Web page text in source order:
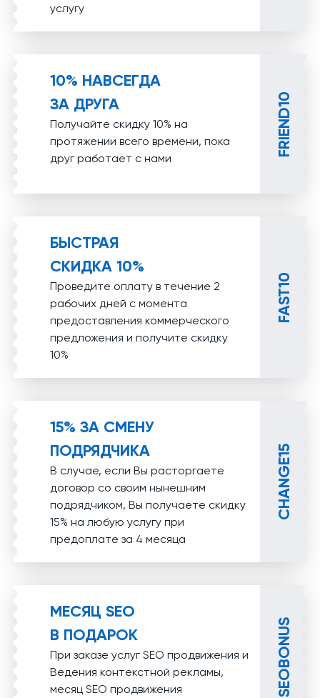
услугу
10% НАВСЕГДА
ЗА ДРУГА
Получайте скидку 10% на
протяжении всего времени, пока
друг работает с нами
FRIEND10
БЫСТРАЯ
СКИДКА 10%
Проведите оплату в течение 2
рабочих дней с момента
предоставления коммерческого
предложения и получите скидку
10%
FAST10
15% ЗА СМЕНУ
ПОДРЯДЧИКА
В случае, если Вы расторгаете
договор со своим нынешним
подрядчиком, Вы получаете скидку
15% на любую услугу при
предоплате за 4 месяца
CHANGE15
МЕСЯЦ SEO
В ПОДАРОК
При заказе услуг SEO продвижения и
Ведения контекстной рекламы,
месяц SEO продвижения
SEOBONUS